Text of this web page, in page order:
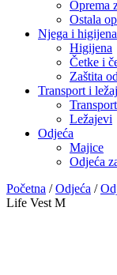
Oprema
Ostala
Njega i higijena
Higijena
Četke i
Zaštita
Transport i
Transport
Ležajevi
Odjeća
Majice
Odjeća
Početna /Odjeća /
Life Vest M